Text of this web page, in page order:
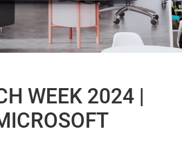
WEEK 2024 |